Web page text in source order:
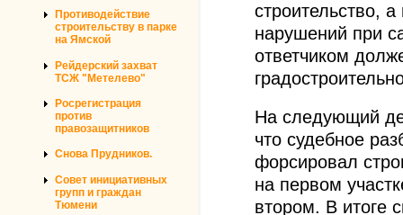
Противодействие
строительству в парке
на Ямской
Рейдерский захват
ТСЖ "Метелево"
Росрегистрация
против
правозащитников
Снова Прудников.
Совет инициативных
групп и граждан
Тюмени
строительство,
нарушений при
ответчиком
На следующий
что судебное
форсировал
на первом
втором. В итоге